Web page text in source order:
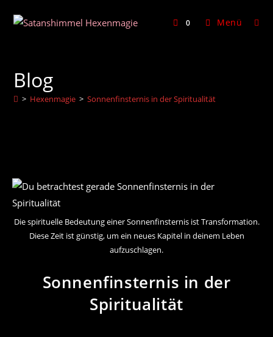
Inhalt
0 Menü
Blog
> Hexenmagie > Sonnenfinsternis in der Spiritualität
Die spirituelle Bedeutung einer Sonnenfinsternis ist Transformation.
Diese Zeit ist günstig, um ein neues Kapitel in deinem Leben
aufzuschlagen.
Sonnenfinsternis in der
Spiritualität